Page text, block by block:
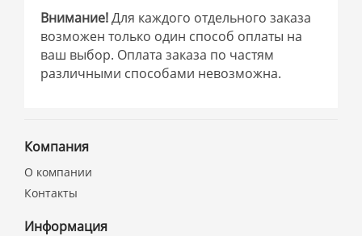
Внимание!Для каждого отдельного заказа
возможен только один способ оплаты на
ваш выбор. Оплата заказа по частям
различными способами невозможна.
Компания
О компании
Контакты
Информация